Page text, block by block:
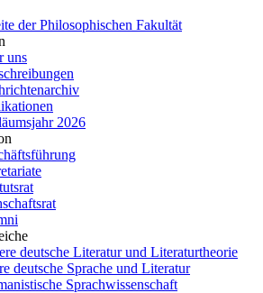
der Philosophischen Fakultät
uns
2026
deutsche Literatur und Literaturtheorie
deutsche Sprache und Literatur
Sprachwissenschaft